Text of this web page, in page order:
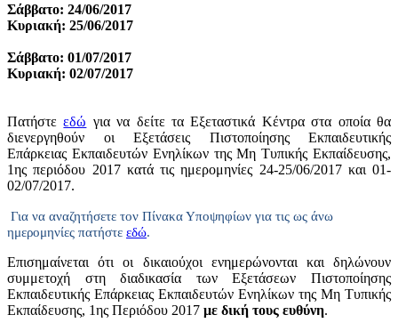
Σάββατο: 24/06/2017
Κυριακή: 25/06/2017
Σάββατο: 01/07/2017
Κυριακή: 02/07/2017
Πατήστεεδώ για να δείτε τα Εξεταστικά Κέντρα στα οποία θα
διενεργηθούν οι Εξετάσεις Πιστοποίησης Εκπαιδευτικής
Επάρκειας Εκπαιδευτών Ενηλίκων της Μη Τυπικής Εκπαίδευσης,
1ης περιόδου 2017 κατά τις ημερομηνίες 24-25/06/2017 και 01-
02/07/2017.
Για να αναζητήσετε τον Πίνακα Υποψηφίων για τις ως άνω
ημερομηνίες πατήστε εδώ.
Επισημαίνεται ότι οι δικαιούχοι ενημερώνονται και δηλώνουν
συμμετοχή στη διαδικασία των Εξετάσεων Πιστοποίησης
Εκπαιδευτικής Επάρκειας Εκπαιδευτών Ενηλίκων της Μη Τυπικής
Εκπαίδευσης, 1ης Περιόδου 2017 με δική τους ευθύνη.